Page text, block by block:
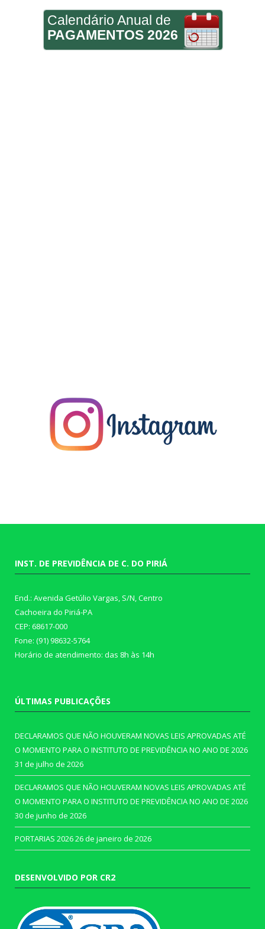
Calendário Anual de
PAGAMENTOS 2026
INST. DE PREVIDÊNCIA DE C. DO PIRIÁ
End.: Avenida Getúlio Vargas, S/N, Centro
Cachoeira do Piriá-PA
CEP: 68617-000
Fone: (91) 98632-5764
Horário de atendimento: das 8h às 14h
ÚLTIMAS PUBLICAÇÕES
DECLARAMOS QUE NÃO HOUVERAM NOVAS LEIS APROVADAS ATÉ
O MOMENTO PARA O INSTITUTO DE PREVIDÊNCIA NO ANO DE 2026
31 de julho de 2026
DECLARAMOS QUE NÃO HOUVERAM NOVAS LEIS APROVADAS ATÉ
O MOMENTO PARA O INSTITUTO DE PREVIDÊNCIA NO ANO DE 2026
30 de junho de 2026
PORTARIAS 202626 de janeiro de 2026
DESENVOLVIDO POR CR2